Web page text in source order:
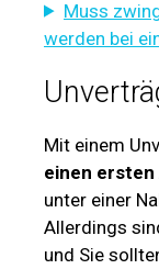
Muss
werden bei
Mit einem
einen
unter einer
Allerdings
und Sie